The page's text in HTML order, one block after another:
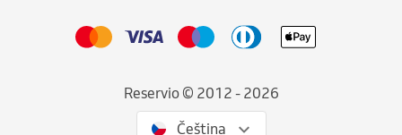
Reservio © 2012 - 2026
Čeština